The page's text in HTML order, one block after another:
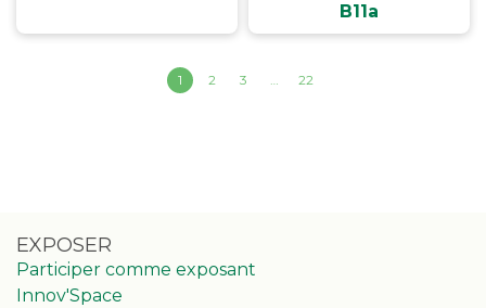
B11a
1 2 3 … 22
EXPOSER
Participer comme exposant
Innov'Space